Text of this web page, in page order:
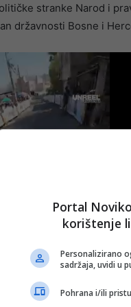
stranke Narod i
državnosti Bosne i
Portal
korištenje
Personalizirano
sadržaja, uvidi u
Pohrana i/ili